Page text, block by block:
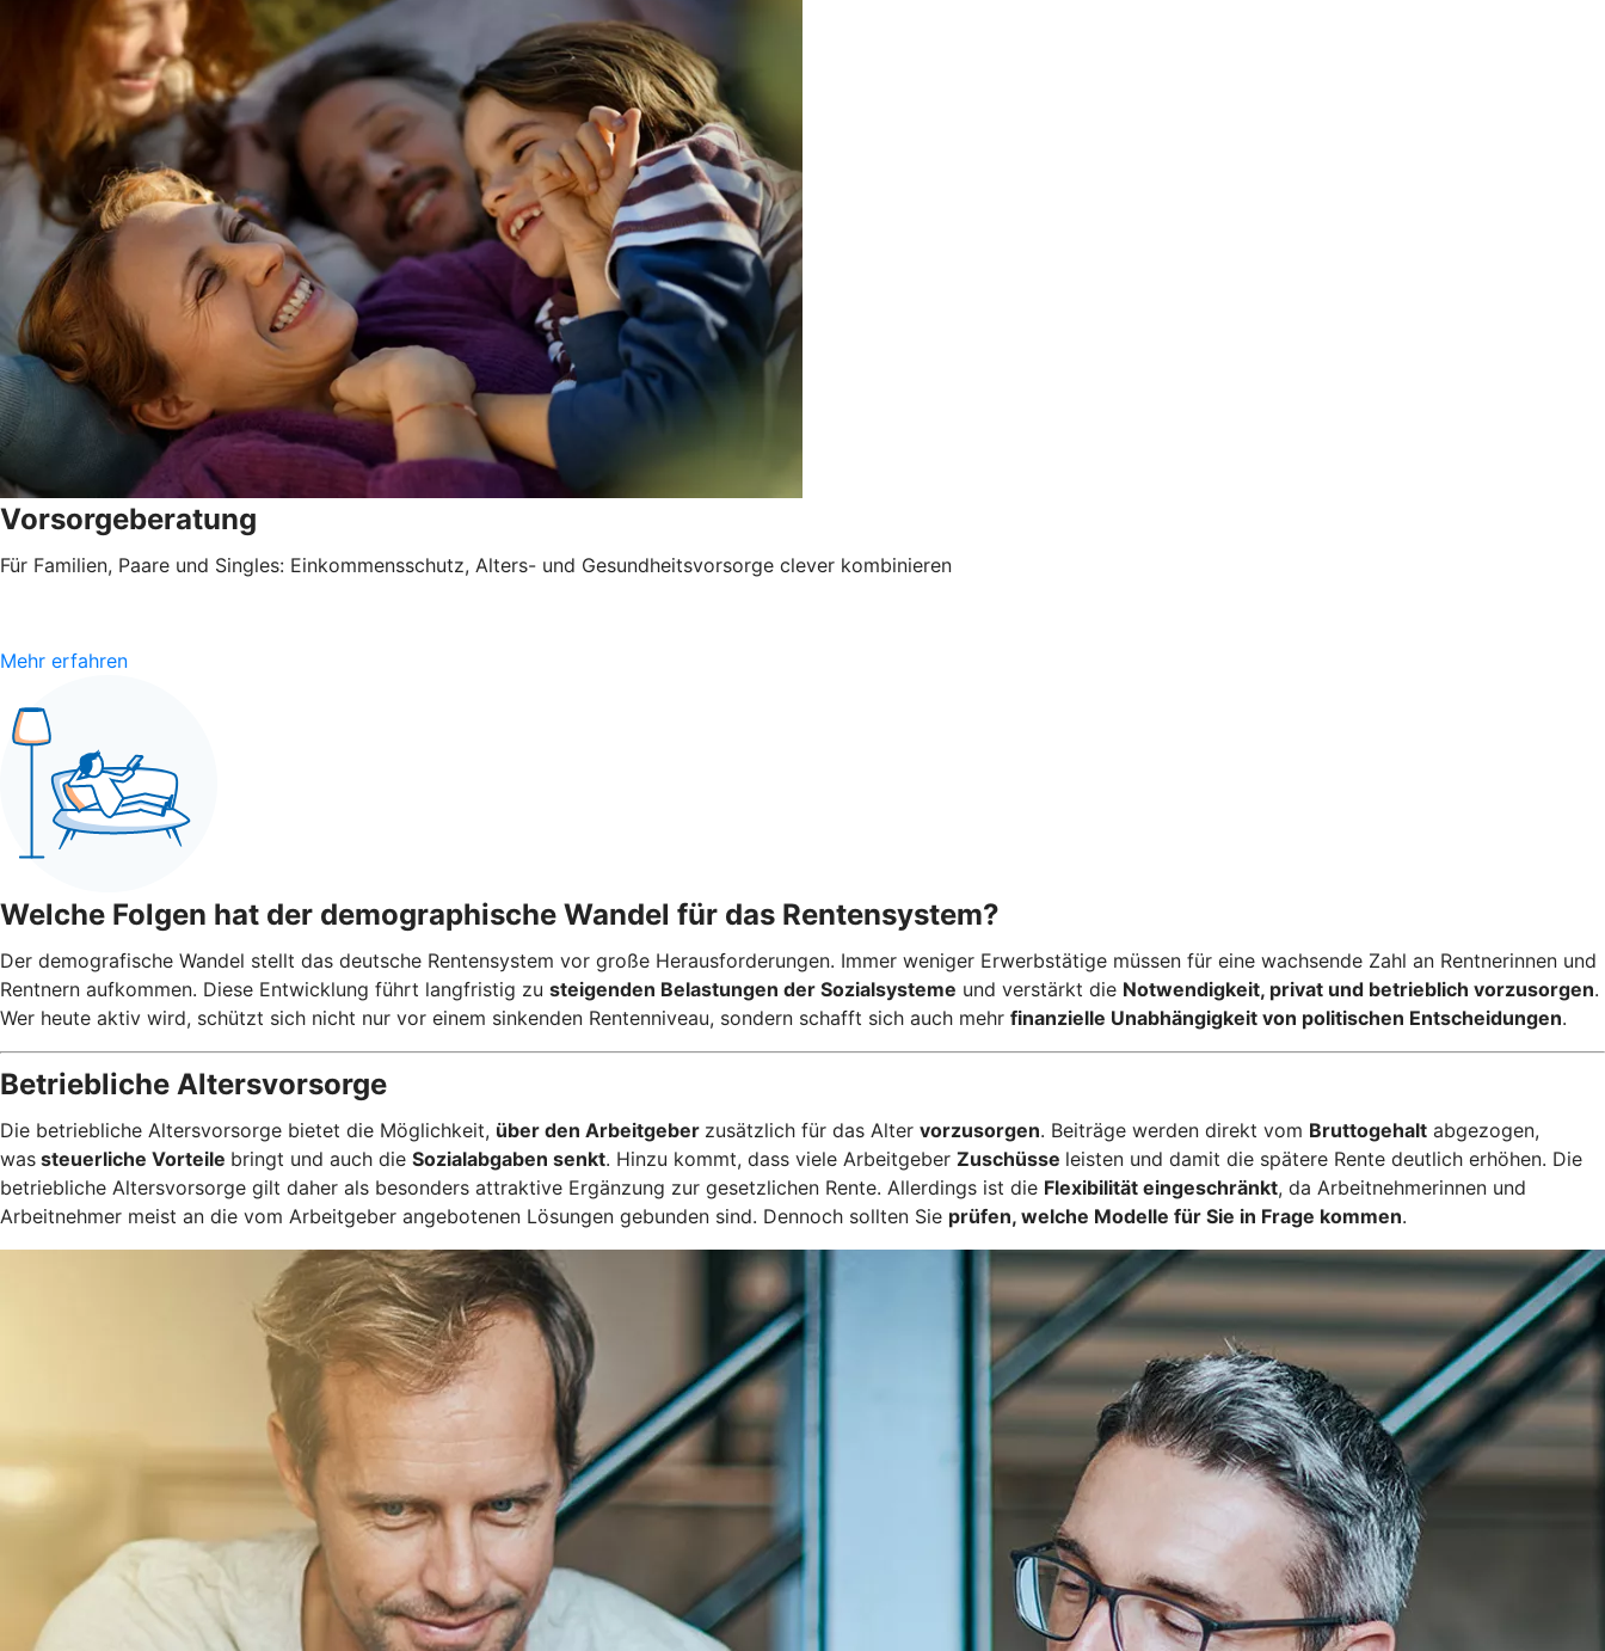
Vorsorgeberatung
Für Familien, Paare und Singles: Einkommensschutz, Alters- und Gesundheitsvorsorge clever kombinieren
Mehr erfahren
Welche Folgen hat der demographische Wandel für das Rentensystem?
Der demografische Wandel stellt das deutsche Rentensystem vor große Herausforderungen. Immer weniger Erwerbstätige müssen für eine wachsende Zahl an Rentnerinnen und
Rentnern aufkommen. Diese Entwicklung führt langfristig zu steigenden Belastungen der Sozialsysteme und verstärkt die Notwendigkeit, privat und betrieblich vorzusorgen.
Wer heute aktiv wird, schützt sich nicht nur vor einem sinkenden Rentenniveau, sondern schafft sich auch mehr finanzielle Unabhängigkeit von politischen Entscheidungen.
Betriebliche Altersvorsorge
Die betriebliche Altersvorsorge bietet die Möglichkeit, über den Arbeitgeber zusätzlich für das Alter vorzusorgen. Beiträge werden direkt vom Bruttogehalt abgezogen,
was steuerliche Vorteile bringt und auch die Sozialabgaben senkt. Hinzu kommt, dass viele Arbeitgeber Zuschüsse leisten und damit die spätere Rente deutlich erhöhen. Die
betriebliche Altersvorsorge gilt daher als besonders attraktive Ergänzung zur gesetzlichen Rente. Allerdings ist die Flexibilität eingeschränkt, da Arbeitnehmerinnen und
Arbeitnehmer meist an die vom Arbeitgeber angebotenen Lösungen gebunden sind. Dennoch sollten Sie prüfen, welche Modelle für Sie in Frage kommen.